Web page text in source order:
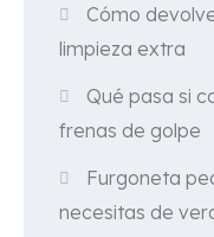
Cómo
limpieza extra
Qué pasa si
frenas de golpe
Furgoneta
necesitas de